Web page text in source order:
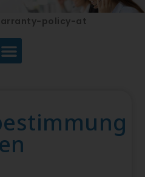
policy-at
en